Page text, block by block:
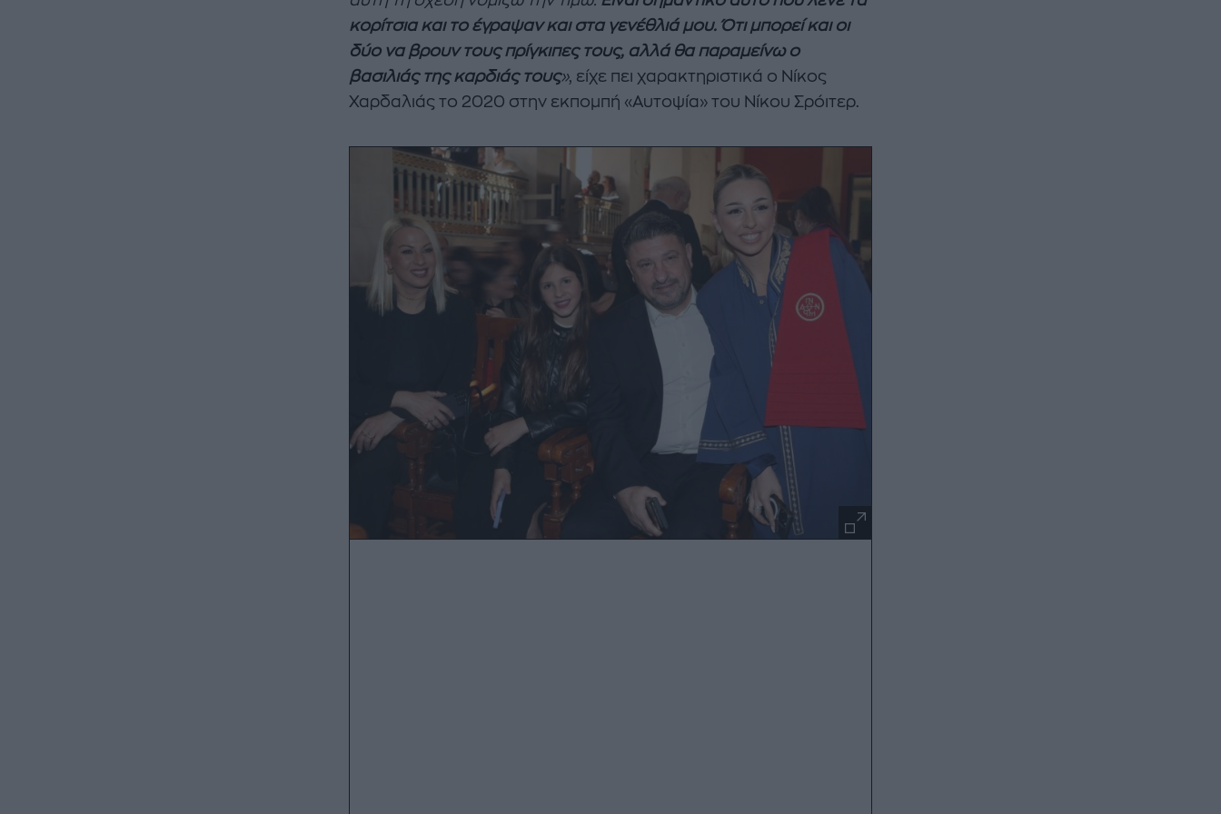
κορίτσια και το έγραψαν και στα γενέθλιά μου. Ότι μπορεί και οι
δύο να βρουν τους πρίγκιπες τους, αλλά θα παραμείνω ο
βασιλιάς της καρδιάς τους», είχε πει χαρακτηριστικά ο Νίκος
Χαρδαλιάς το 2020 στην εκπομπή «Αυτοψία» του Νίκου Σρόιτερ.